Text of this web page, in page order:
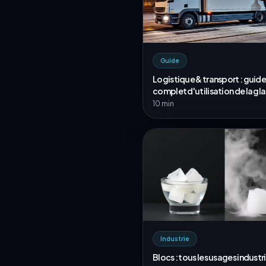
Guide
Logistique & transport : guide
complet d'utilisation de la
carbonique en B2B
10 min
Industrie
Blocs : tous les usages